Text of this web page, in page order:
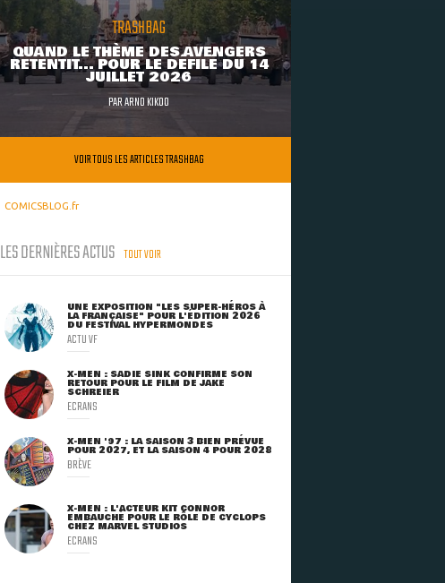
TRASHBAG
QUAND LE THÈME DES AVENGERS
RETENTIT... POUR LE DÉFILÉ DU 14
JUILLET 2026
PARARNO KIKOO
VOIR TOUS LES ARTICLES TRASHBAG
COMICSBLOG.fr
LES DERNIÈRES ACTUS TOUT VOIR
UNE EXPOSITION "LES SUPER-HÉROS À
LA FRANÇAISE" POUR L'ÉDITION 2026
DU FESTIVAL HYPERMONDES
ACTU VF
X-MEN : SADIE SINK CONFIRME SON
RETOUR POUR LE FILM DE JAKE
SCHREIER
ECRANS
X-MEN '97 : LA SAISON 3 BIEN PRÉVUE
POUR 2027, ET LA SAISON 4 POUR 2028
BRÈVE
X-MEN : L'ACTEUR KIT CONNOR
EMBAUCHÉ POUR LE RÔLE DE CYCLOPS
CHEZ MARVEL STUDIOS
ECRANS